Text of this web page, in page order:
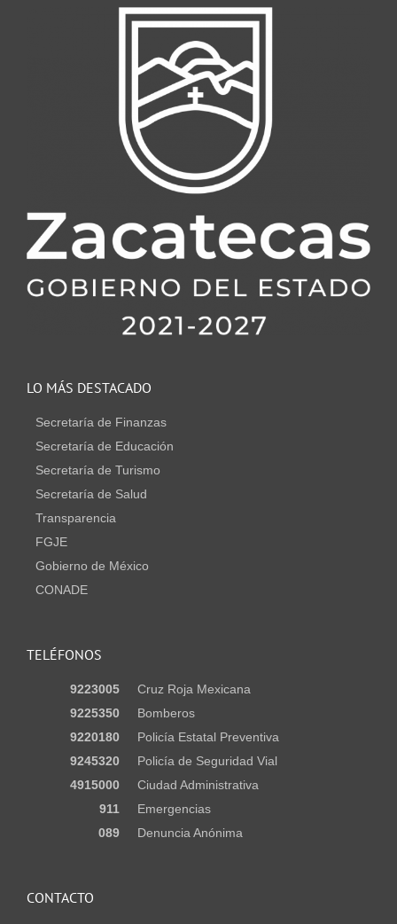
TELÉFONOS
9223005
Cruz Roja Mexicana
9225350
Bomberos
9220180
Policía Estatal Preventiva
9245320
Policía de Seguridad Vial
4915000
Ciudad Administrativa
911
Emergencias
089
Denuncia Anónima
LO MÁS DESTACADO
Secretaría de Finanzas
Secretaría de Educación
Secretaría de Turismo
Secretaría de Salud
Transparencia
FGJE
Gobierno de México
CONADE
CONTACTO